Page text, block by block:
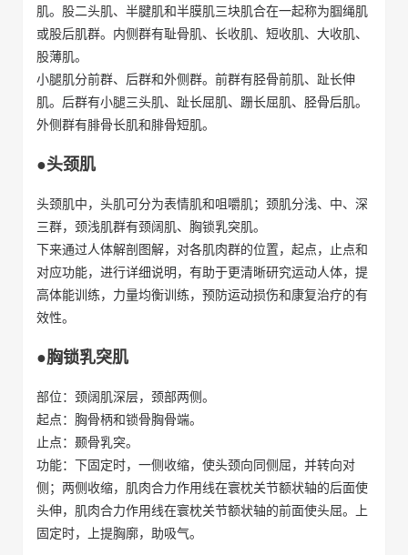
肌。股二头肌、半腱肌和半膜肌三块肌合在一起称为腘绳肌
或股后肌群。内侧群有耻骨肌、长收肌、短收肌、大收肌、
股薄肌。
小腿肌分前群、后群和外侧群。前群有胫骨前肌、趾长伸
肌。后群有小腿三头肌、趾长屈肌、跚长屈肌、胫骨后肌。
外侧群有腓骨长肌和腓骨短肌。
●头颈肌
头颈肌中，头肌可分为表情肌和咀嚼肌；颈肌分浅、中、深
三群，颈浅肌群有颈阔肌、胸锁乳突肌。
下来通过人体解剖图解，对各肌肉群的位置，起点，止点和
对应功能，进行详细说明，有助于更清晰研究运动人体，提
高体能训练，力量均衡训练，预防运动损伤和康复治疗的有
效性。
●胸锁乳突肌
部位：颈阔肌深层，颈部两侧。
起点：胸骨柄和锁骨胸骨端。
止点：颞骨乳突。
功能：下固定时，一侧收缩，使头颈向同侧屈，并转向对
侧；两侧收缩，肌肉合力作用线在寰枕关节额状轴的后面使
头伸，肌肉合力作用线在寰枕关节额状轴的前面使头屈。上
固定时，上提胸廓，助吸气。